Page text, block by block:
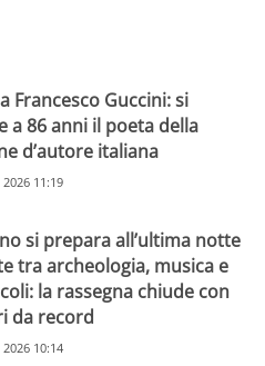
Francesco Guccini: si
a 86 anni il poeta della
d’autore italiana
11:19
si prepara all’ultima notte
tra archeologia, musica e
la rassegna chiude con
da record
10:14